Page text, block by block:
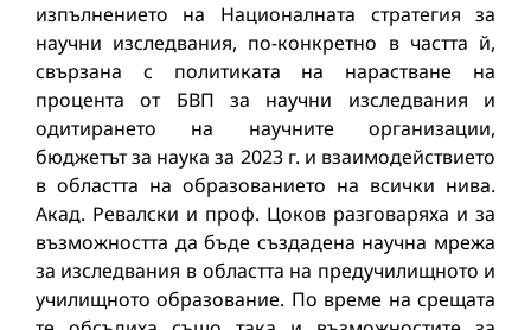
изпълнението на Националната стратегия за
научни изследвания, по-конкретно в частта й,
свързана с политиката на нарастване на
процента от БВП за научни изследвания и
одитирането на научните организации,
бюджетът за наука за 2023 г. и взаимодействието
в областта на образованието на всички нива.
Акад. Ревалски и проф. Цоков разговаряха и за
възможността да бъде създадена научна мрежа
за изследвания в областта на предучилищното и
училищното образование. По време на срещата